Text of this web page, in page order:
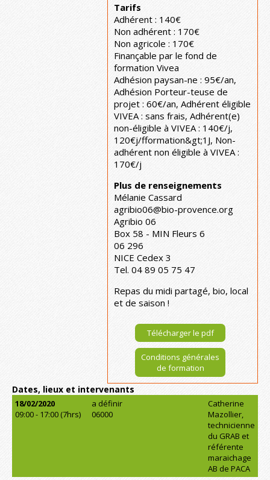
Tarifs
Adhérent : 140€
Non adhérent : 170€
Non agricole : 170€
Finançable par le fond de
formation Vivea
Adhésion paysan-ne : 95€/an,
Adhésion Porteur-teuse de
projet : 60€/an, Adhérent éligible
VIVEA : sans frais, Adhérent(e)
non-éligible à VIVEA : 140€/j,
120€j/fformation&gt;1J, Non-
adhérent non éligible à VIVEA :
170€/j
Plus de renseignements
Mélanie Cassard
agribio06@bio-provence.org
Agribio 06
Box 58 - MIN Fleurs 6
06 296
NICE Cedex 3
Tel. 04 89 05 75 47
Repas du midi partagé, bio, local
et de saison !
Télécharger le pdf
Conditions générales
de formation
Dates, lieux et intervenants
18/02/2020
09:00 - 17:00 (7hrs)
a définir
06000
Catherine
Mazollier,
technicienne
du GRAB et
référente
maraichage
AB de PACA